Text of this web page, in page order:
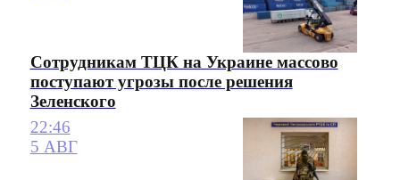
Сотрудникам ТЦК на Украине массово
поступают угрозы после решения
Зеленского
22:46
5 АВГ